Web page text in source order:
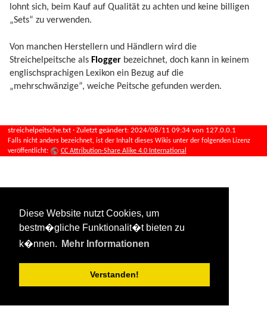
Diese Website nutzt Cookies, um
bestm�gliche Funktionalit�t bieten zu
k�nnen.
Mehr Informationen
Verstanden!
lohnt sich, beim Kauf auf Qualität zu achten und keine billigen
„Sets“ zu verwenden.
Von manchen Herstellern und Händlern wird die
Streichelpeitsche als Flogger bezeichnet, doch kann in keinem
englischsprachigen Lexikon ein Bezug auf die
„mehrschwänzige“, weiche Peitsche gefunden werden.
streichelpeitsche.txt · Zuletzt geändert:2024/08/11 09:34 von 127.0.0.1
Falls nicht anders bezeichnet, ist der Inhalt dieses Wikis unter der folgenden Lizenz
veröffentlicht:
CC Attribution-Share Alike 4.0 International